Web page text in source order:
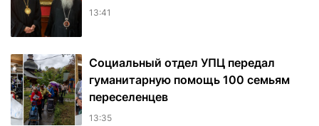
13:41
Социальный отдел УПЦ передал
гуманитарную помощь 100 семьям
переселенцев
13:35